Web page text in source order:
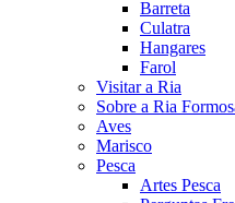
Barreta
Culatra
Hangares
Farol
Visitar a Ria
Sobre a Ria
Aves
Marisco
Pesca
Artes Pesca